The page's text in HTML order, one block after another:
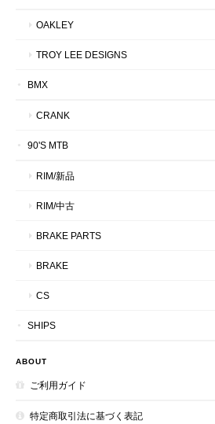
OAKLEY
TROY LEE DESIGNS
BMX
CRANK
90'S MTB
RIM/新品
RIM/中古
BRAKE PARTS
BRAKE
CS
SHIPS
ABOUT
ご利用ガイド
特定商取引法に基づく表記